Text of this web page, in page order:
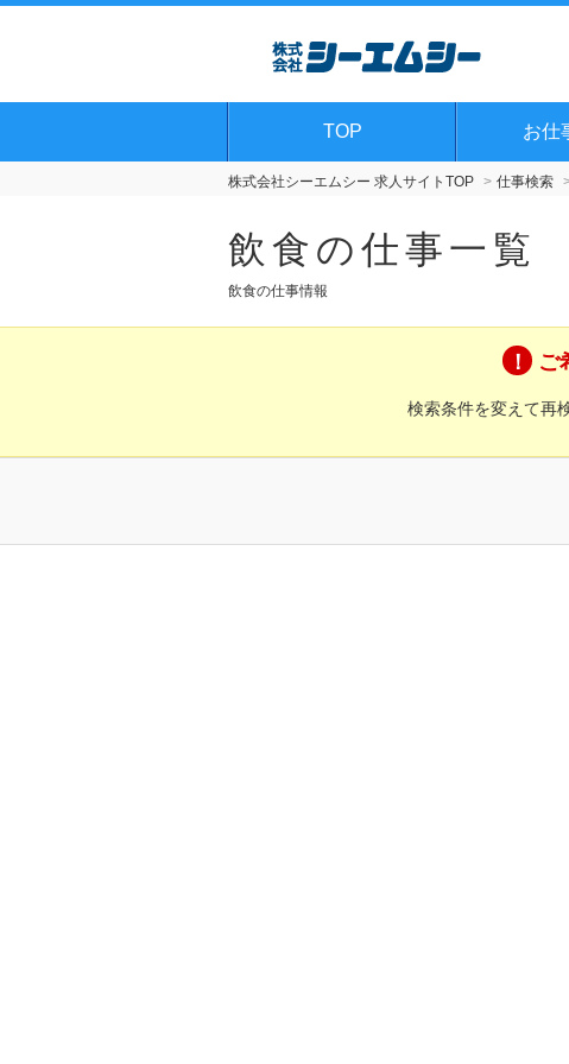
TOP お仕
株式会社シーエムシー 求人サイトTOP 仕事検索
飲食の仕事一覧
飲食の仕事情報
ご
検索条件を変えて再